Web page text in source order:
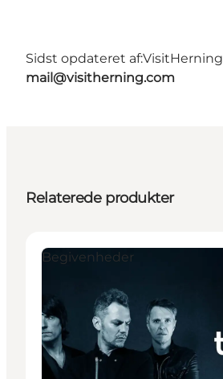
Sidst opdateret af:VisitHerning
mail@visitherning.com
Relaterede produkter
Begivenheder